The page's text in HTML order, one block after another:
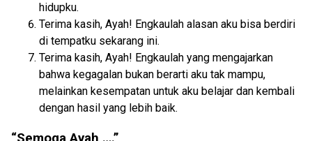
hidupku.
Terima kasih, Ayah! Engkaulah alasan aku bisa berdiri
di tempatku sekarang ini.
Terima kasih, Ayah! Engkaulah yang mengajarkan
bahwa kegagalan bukan berarti aku tak mampu,
melainkan kesempatan untuk aku belajar dan kembali
dengan hasil yang lebih baik.